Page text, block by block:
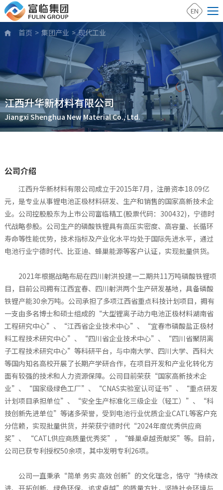
EN
 首页 > 集团产业 > 现代工业
江西升华新材料有限公司
Jiangxi Shenghua New Material Co., Ltd.
公司介绍
江西升华新材料有限公司成立于2015年7月，注册资本18.09亿
元，是专业从事锂电池正极材料研发、生产和销售的国家高新技术企
业。公司控股股东为上市公司富临精工(股票代码：300432)，宁德时
代战略参股。公司生产的磷酸铁锂具有高压实密度、高容量、长循环
寿命等性能优势，技术指标及产业化水平均处于国际先进水平，通过
电池行业宁德时代、比亚迪、蜂巢能源等客户认证，实现批量供货。
2021年根据战略布局在四川射洪投建一二期共11万吨磷酸铁锂项
目，目前公司拥有江西宜春、四川射洪两个生产研发基地，具备磷酸
铁锂产能30余万吨。公司承担了多项江西省重点科技计划项目，拥有
一支由多名博士和硕士组成的“大型锂离子动力电池正极材料湖南省
工程研究中心”、“江西省企业技术中心”、“宜春市磷酸盐正极材
料工程技术研究中心”、“四川省企业技术中心”、“四川省聚阴离
子工程技术研究中心”等科研平台，与中南大学、四川大学、西科大
等国内知名高校开展了长期产学研合作，在项目开发和产业化转化方
面有较强的技术和人力资源保障。公司目前荣获“国家高新技术企
业”、“国家级绿色工厂”、“CNAS实验室认可证书”、“重点研发
计划项目承担单位”、“安全生产标准化三级企业（轻工）”、“科
技创新先进单位”等诸多荣誉，受到电池行业优质企业CATL等客户充
分信赖，实现批量供货，并荣获宁德时代“2024年度优秀供应商
奖”、 “CATL供应商质量优秀奖”，“蜂巢卓越贡献奖”等。目前，
公司已获专利授权50余项，其中发明专利26项。
公司一直秉承“简单 务实 高效 创新”的文化理念，恪守“持续改
进、开拓创新、绿色环保、追求卓越”的质量方针，坚持社会环境与